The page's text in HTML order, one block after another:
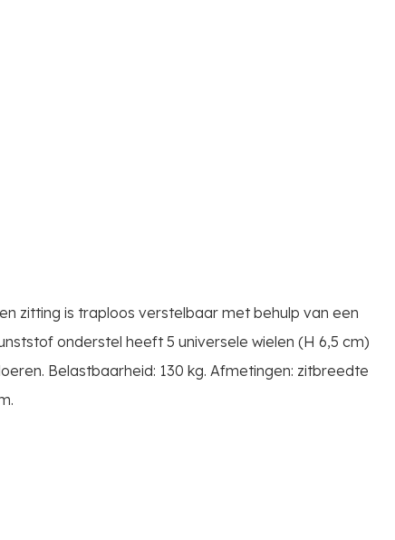
zitting is traploos verstelbaar met behulp van een
onderstel heeft 5 universele wielen (H 6,5 cm)
Belastbaarheid: 130 kg. Afmetingen: zitbreedte